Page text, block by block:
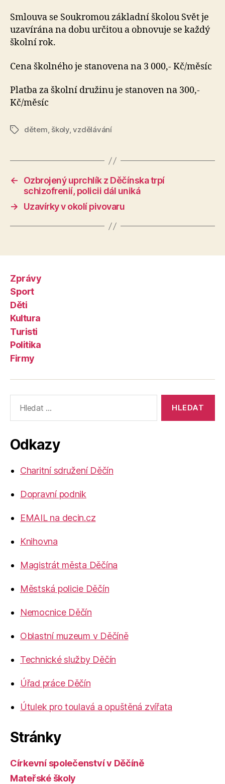
Smlouva se Soukromou základní školou Svět je
uzavírána na dobu určitou a obnovuje se každý
školní rok.
Cena školného je stanovena na 3 000,- Kč/měsíc
Platba za školní družinu je stanoven na 300,-
Kč/měsíc
Štítkydětem, školy,vzdělávání
←
Ozbrojený uprchlík z Děčínska trpí
schizofrenií, policii dál uniká
→
Uzavírky v okolí pivovaru
Zprávy
Sport
Děti
Kultura
Turisti
Politika
Firmy
vyhledávání:
Odkazy
Charitní sdružení Děčín
Dopravní podnik
EMAIL na decin.cz
Knihovna
Magistrát města Děčína
Městská policie Děčín
Nemocnice Děčín
Oblastní muzeum v Děčíně
Technické služby Děčín
Úřad práce Děčín
Útulek pro toulavá a opuštěná zvířata
Stránky
Církevní společenství v Děčíně
Mateřské školy